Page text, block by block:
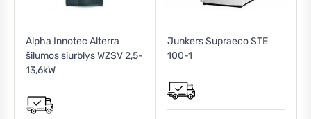
Alpha Innotec Alterra
šilumos siurblys WZSV 2,5-
13,6kW
product
has
Junkers Supraeco STE
100-1